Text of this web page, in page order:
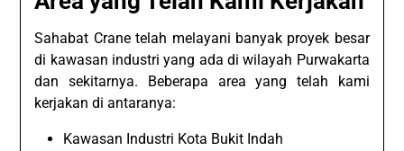
Sahabat Crane telah melayani banyak proyek besar
di kawasan industri yang ada di wilayah Purwakarta
dan sekitarnya. Beberapa area yang telah kami
kerjakan di antaranya:
Kawasan Industri Kota Bukit Indah